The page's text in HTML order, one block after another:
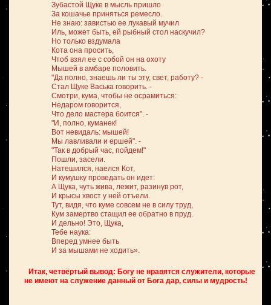
Зубастой Щуке в мысль пришло
За кошачье приняться ремесло.
Не знаю: завистью ее лукавый мучил
Иль, может быть, ей рыбный стол наскучил?
Но только вздумала
Кота она просить,
Чтоб взял ее с собой он на охоту
Мышей в амбаре половить.
"Да полно, знаешь ли ты эту, свет, работу? -
Стал Щуке Васька говорить. -
Смотри, кума, чтобы не осрамиться:
Недаром говорится,
Что дело мастера боится". -
"И, полно, куманек!
Вот невидаль: мышей!
Мы лавливали и ершей". -
"Так в добрый час, пойдем!"
Пошли, засели.
Натешился, наелся Кот,
И кумушку проведать он идет:
А Щука, чуть жива, лежит, разинув рот,
И крысы хвост у ней отъели.
Тут, видя, что куме совсем не в силу труд,
Кум замертво стащил ее обратно в пруд.
И дельно! Это, Щука,
Тебе наука:
Вперед умнее быть
И за мышами не ходить».
Итак, четвёртый вывод: Богу не нравятся служители, которые
не имеют на служение данный от Бога дар, силы и мудрость!